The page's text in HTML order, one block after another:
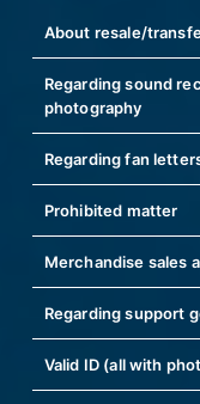
About resale/
Regarding sound
photography
Regarding fan
Prohibited matter
Merchandise sales
Regarding support
Valid ID (all with